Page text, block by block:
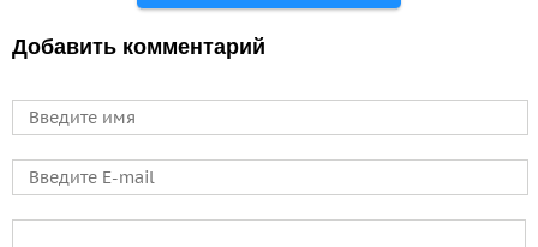
Добавить комментарий
Имя
E-mail